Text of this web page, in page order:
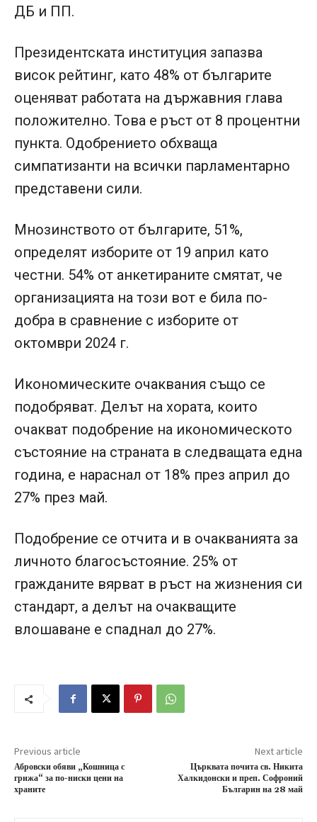
ДБ и ПП.
Президентската институция запазва
висок рейтинг, като 48% от българите
оценяват работата на държавния глава
положително. Това е ръст от 8 процентни
пункта. Одобрението обхваща
симпатизанти на всички парламентарно
представени сили.
Мнозинството от българите, 51%,
определят изборите от 19 април като
честни. 54% от анкетираните смятат, че
организацията на този вот е била по-
добра в сравнение с изборите от
октомври 2024 г.
Икономическите очаквания също се
подобряват. Делът на хората, които
очакват подобрение на икономическото
състояние на страната в следващата една
година, е нараснал от 18% през април до
27% през май.
Подобрение се отчита и в очакванията за
личното благосъстояние. 25% от
гражданите вярват в ръст на жизнения си
стандарт, а делът на очакващите
влошаване е спаднал до 27%.
Previous article
Абровски обяви „Кошница с
грижа“ за по-ниски цени на
храните
Next article
Църквата почита св. Никита
Халкидонски и преп. Софроний
Българин на 28 май